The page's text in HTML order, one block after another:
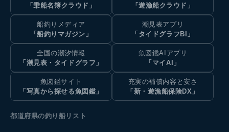
「乗船名簿クラウド」
「遊漁船クラウド」
船釣りメディア
「船釣りマガジン」
潮見表アプリ
「タイドグラフBI」
全国の潮汐情報
「潮見表・タイドグラフ」
魚図鑑AIアプリ
「マイAI」
魚図鑑サイト
「写真から探せる魚図鑑」
充実の補償内容と安さ
「新・遊漁船保険DX」
都道府県の釣り船リスト